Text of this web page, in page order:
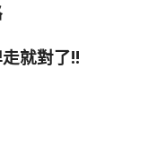
走就對了!!